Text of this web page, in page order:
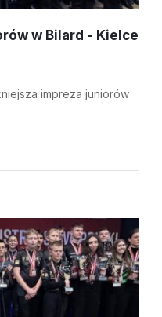
w Bilard - Kielce
impreza juniorów